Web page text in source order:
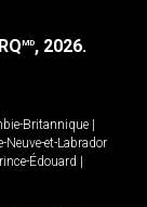
MD, 2026.
Britannique
Neuve-et-Labrador
Édouard